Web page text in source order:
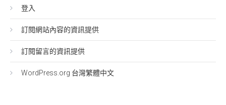
登入
訂閱網站內容的資訊提供
訂閱留言的資訊提供
WordPress.org 台灣繁體中文